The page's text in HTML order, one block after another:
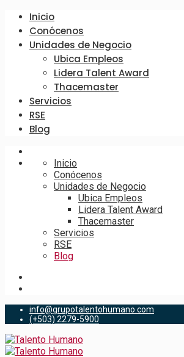
Inicio
Conócenos
Unidades de Negocio
Ubica Empleos
Lidera Talent Award
Thacemaster
Servicios
RSE
Blog
Inicio
Conócenos
Unidades de Negocio
Ubica Empleos
Lidera Talent Award
Thacemaster
Servicios
RSE
Blog
info@grupotalentohumano.com
(+503) 2279-5900